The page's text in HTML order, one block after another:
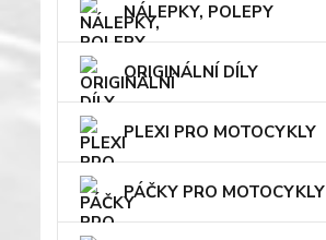
NÁLEPKY, POLEPY
ORIGINÁLNÍ DÍLY
PLEXI PRO MOTOCYKLY
PÁČKY PRO MOTOCYKLY